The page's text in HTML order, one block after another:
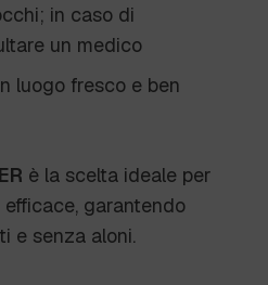
in caso di
un medico
luogo fresco e ben
è la scelta ideale per
garantendo
e senza aloni.